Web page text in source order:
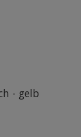
- gelb